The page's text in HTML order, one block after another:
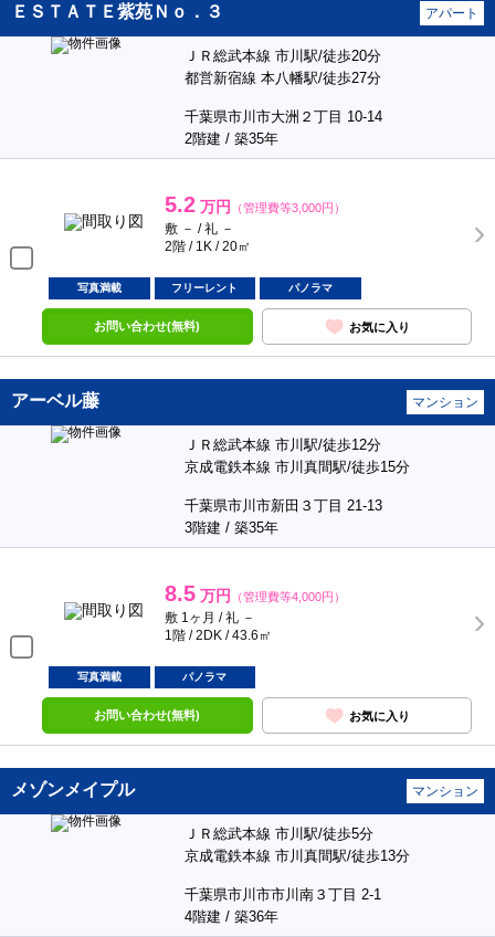
ＥＳＴＡＴＥ紫苑Ｎｏ．３ アパート
ＪＲ総武本線 市川駅/徒歩20分
都営新宿線 本八幡駅/徒歩27分
千葉県市川市大洲２丁目 10-14
2階建 / 築35年
5.2 万円 （管理費等3,000円）
敷 － / 礼 －
2階 / 1K / 20㎡
写真満載 フリーレント パノラマ
お問い合わせ(無料) お気に入り
アーベル藤 マンション
ＪＲ総武本線 市川駅/徒歩12分
京成電鉄本線 市川真間駅/徒歩15分
千葉県市川市新田３丁目 21-13
3階建 / 築35年
8.5 万円 （管理費等4,000円）
敷 1ヶ月 / 礼 －
1階 / 2DK / 43.6㎡
写真満載 パノラマ
お問い合わせ(無料) お気に入り
メゾンメイプル マンション
ＪＲ総武本線 市川駅/徒歩5分
京成電鉄本線 市川真間駅/徒歩13分
千葉県市川市市川南３丁目 2-1
4階建 / 築36年